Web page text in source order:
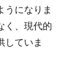
うになりま
く、現代的
していま